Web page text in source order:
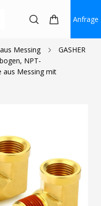
Anfrage
Messing
GASHER
NPT-
aus Messing mit